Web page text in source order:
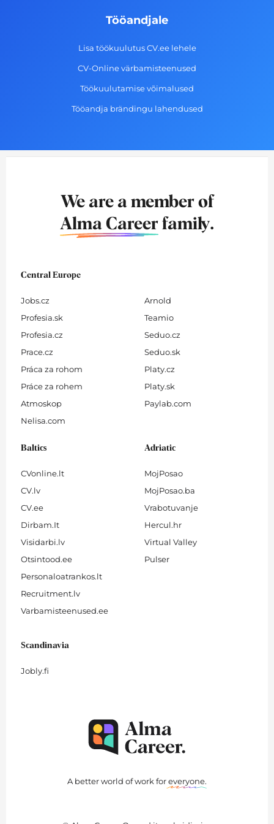
Tööandjale
Lisa töökuulutus CV.ee lehele
CV-Online värbamisteenused
Töökuulutamise võimalused
Tööandja brändingu lahendused
We are a member of
Alma Career family.
Central Europe
Jobs.cz
Profesia.sk
Profesia.cz
Prace.cz
Práca za rohom
Práce za rohem
Atmoskop
Nelisa.com
Arnold
Teamio
Seduo.cz
Seduo.sk
Platy.cz
Platy.sk
Paylab.com
Baltics
CVonline.lt
CV.lv
CV.ee
Dirbam.It
Visidarbi.lv
Otsintood.ee
Personaloatrankos.lt
Recruitment.lv
Varbamisteenused.ee
Adriatic
MojPosao
MojPosao.ba
Vrabotuvanje
Hercul.hr
Virtual Valley
Pulser
Scandinavia
Jobly.fi
A better world of work foreveryone.